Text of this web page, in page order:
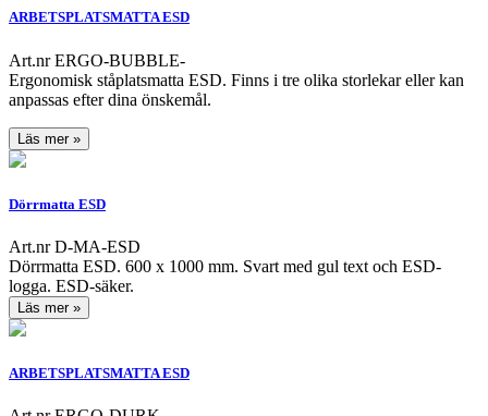
ARBETSPLATSMATTA ESD
Art.nr ERGO-BUBBLE-
Ergonomisk ståplatsmatta ESD. Finns i tre olika storlekar eller kan
anpassas efter dina önskemål.
Läs mer »
Dörrmatta ESD
Art.nr D-MA-ESD
Dörrmatta ESD. 600 x 1000 mm. Svart med gul text och ESD-
logga. ESD-säker.
Läs mer »
ARBETSPLATSMATTA ESD